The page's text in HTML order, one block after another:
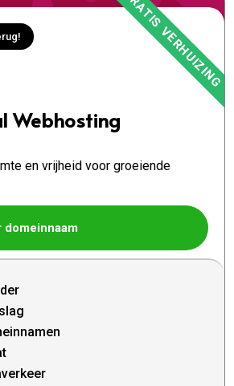
Webhosting
en vrijheid voor groeiende
domeinnaam